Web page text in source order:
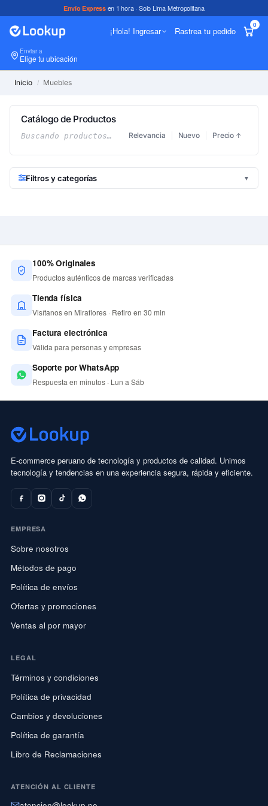
Envío Expressen 1 hora · Solo Lima Metropolitana
¡Hola! Ingresar Rastrea tu pedido
0
Enviar a
Elige tu ubicación
Inicio / Muebles
Catálogo de Productos
Buscando productos… Relevancia Nuevo Precio ↑
Filtros y categorías ▼
100% Originales
Productos auténticos de marcas verificadas
Tienda física
Visítanos en Miraflores · Retiro en 30 min
Factura electrónica
Válida para personas y empresas
Soporte por WhatsApp
Respuesta en minutos · Lun a Sáb
E-commerce peruano de tecnología y productos de calidad. Unimos
tecnología y tendencias en una experiencia segura, rápida y eficiente.
EMPRESA
Sobre nosotros
Métodos de pago
Política de envíos
Ofertas y promociones
Ventas al por mayor
LEGAL
Términos y condiciones
Política de privacidad
Cambios y devoluciones
Política de garantía
Libro de Reclamaciones
ATENCIÓN AL CLIENTE